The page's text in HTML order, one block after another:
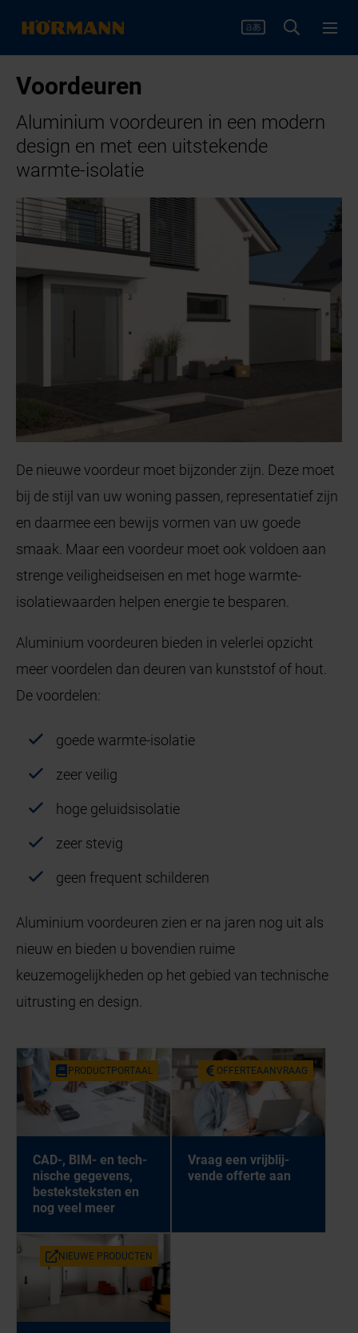
Voordeuren
Aluminium voordeuren in een modern
design en met een uitstekende
warmte-isolatie
De nieuwe voordeur moet bijzonder zijn. Deze moet
bij de stijl van uw woning passen, representatief zijn
en daarmee een bewijs vormen van uw goede
smaak. Maar een voordeur moet ook voldoen aan
strenge veiligheidseisen en met hoge warmte-
isolatiewaarden helpen energie te besparen.
Aluminium voordeuren bieden in velerlei opzicht
meer voordelen dan deuren van kunststof of hout.
De voordelen:
goede warmte-isolatie
zeer veilig
hoge geluidsisolatie
zeer stevig
geen frequent schilderen
Aluminium voordeuren zien er na jaren nog uit als
nieuw en bieden u bovendien ruime
keuzemogelijkheden op het gebied van technische
uitrusting en design.
PRO­DUCT­POR­TAAL
CAD-, BIM- en tech­
ni­sche ge­ge­vens,
be­stek­stek­sten en
nog veel meer
OF­FER­TE­AAN­VRAAG
Vraag een vrij­blij­
ven­de of­fer­te aan
NIEU­WE PRO­DUC­TEN